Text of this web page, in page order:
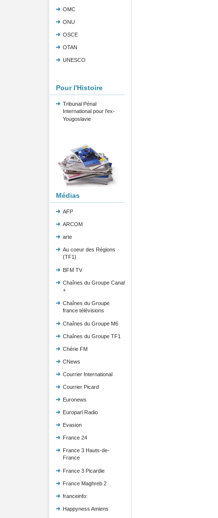
OMC
ONU
OSCE
OTAN
UNESCO
Pour l'Histoire
Tribunal Pénal
International pour l'ex-
Yougoslavie
Médias
AFP
ARCOM
arte
Au coeur des Régions
(TF1)
BFM TV
Chaînes du Groupe Canal
+
Chaînes du Groupe
france télévisions
Chaînes du Groupe M6
Chaînes du Groupe TF1
Chérie FM
CNews
Courrier International
Courrier Picard
Euronews
Europarl Radio
Evasion
France 24
France 3 Hauts-de-
France
France 3 Picardie
France Maghreb 2
franceinfo:
Happyness Amiens